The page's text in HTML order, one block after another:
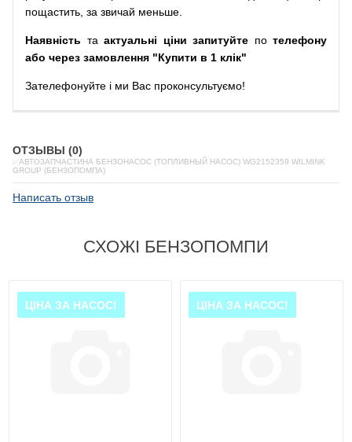
пощастить, за звичай меньше.
Наявність та актуальні ціни запитуйте по телефону
або через замовлення "Купити в 1 клік"
Зателефонуйте і ми Вас проконсультуємо!
ОТЗЫВЫ (0)
✅АВТОЗАПЧАСТИНА БЕНЗОНАСОС (ТОПЛИВНЫЙ НАСОС) WG2152359 WILMINK
GROUP (БЕНЗОПОМПА)
Написать отзыв
СХОЖІ БЕНЗОПОМПИ
ЦІНА ЗА НАСОС! ЦІНА ЗА НАСОС!